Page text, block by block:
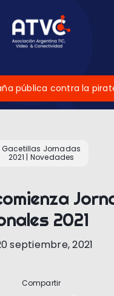
pública contra la
Gacetillas Jornadas
2021 | Novedades
2021
septiembre, 2021
Compartir